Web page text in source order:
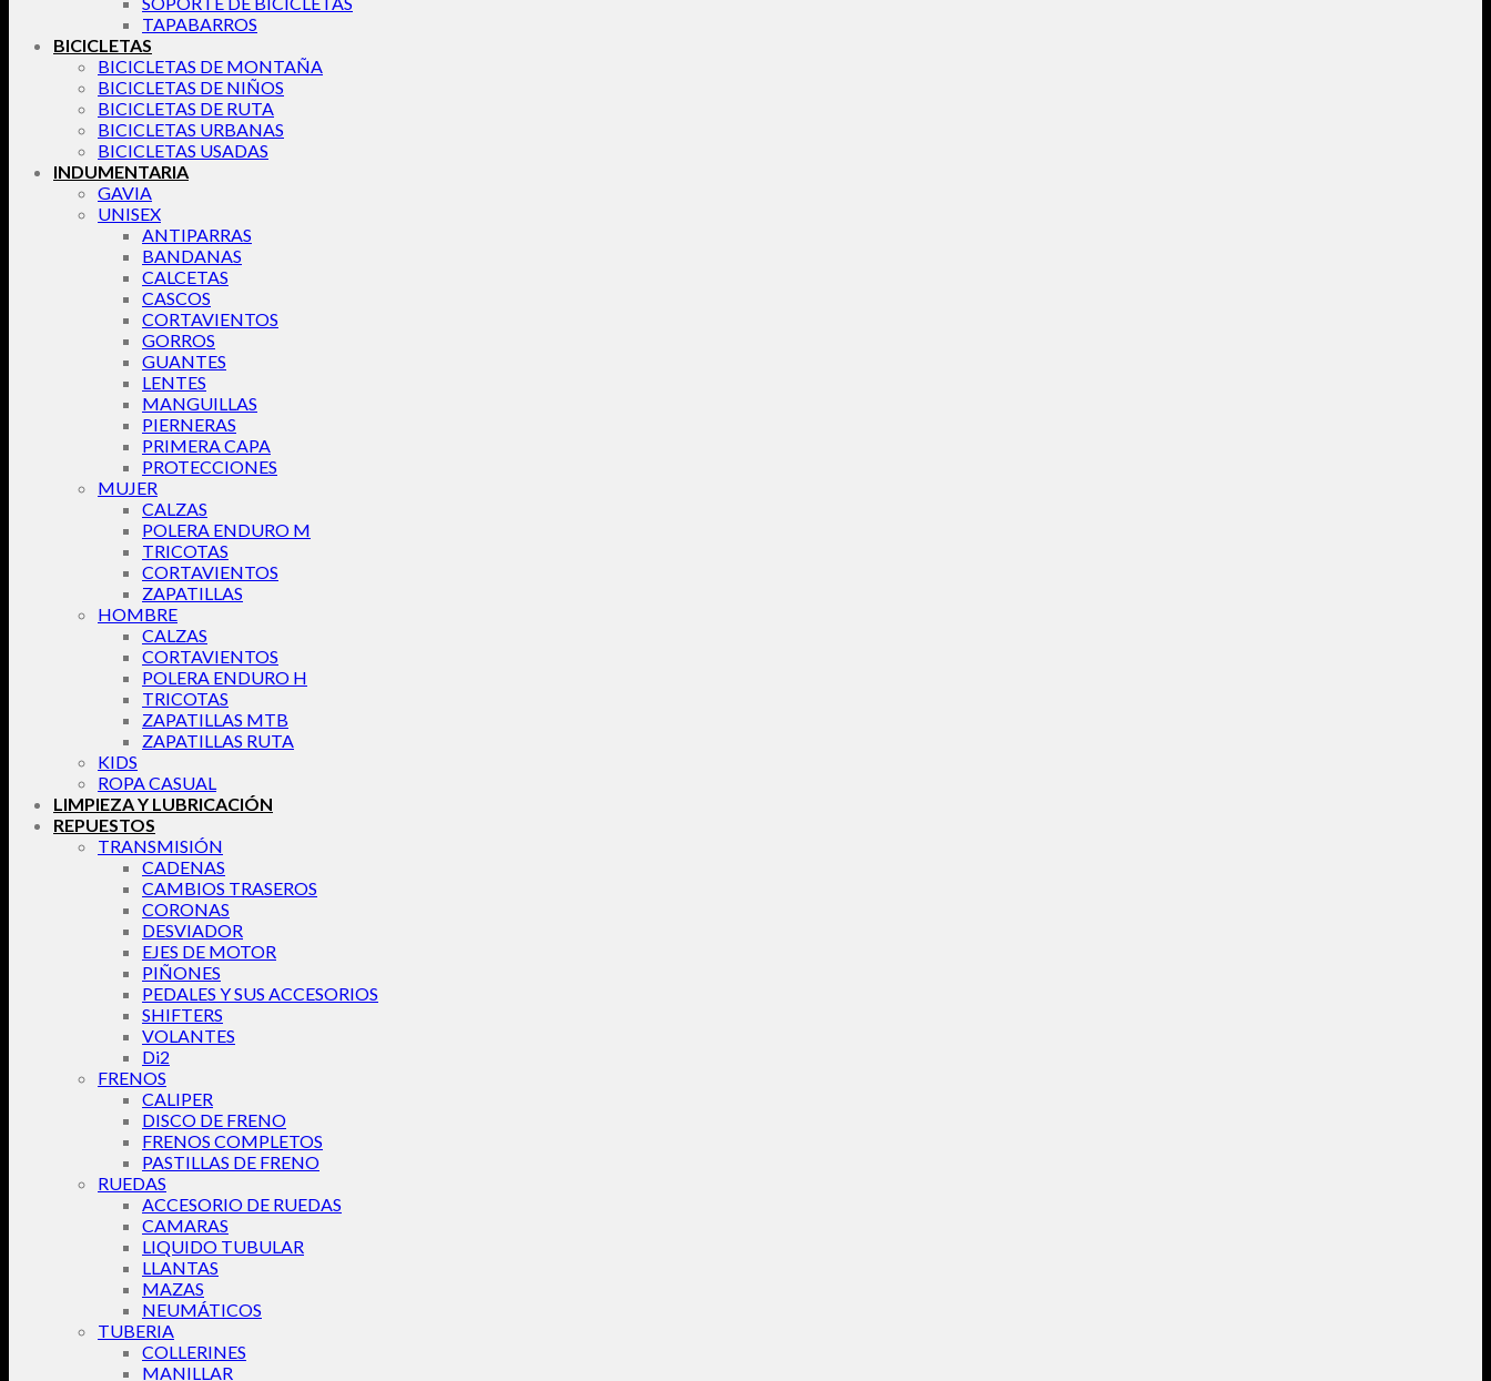
TAPABARROS
BICICLETAS
BICICLETAS DE MONTAÑA
BICICLETAS DE NIÑOS
BICICLETAS DE RUTA
BICICLETAS URBANAS
BICICLETAS USADAS
INDUMENTARIA
GAVIA
UNISEX
ANTIPARRAS
BANDANAS
CALCETAS
CASCOS
CORTAVIENTOS
GORROS
GUANTES
LENTES
MANGUILLAS
PIERNERAS
PRIMERA CAPA
PROTECCIONES
MUJER
CALZAS
POLERA ENDURO M
TRICOTAS
CORTAVIENTOS
ZAPATILLAS
HOMBRE
CALZAS
CORTAVIENTOS
POLERA ENDURO H
TRICOTAS
ZAPATILLAS MTB
ZAPATILLAS RUTA
KIDS
ROPA CASUAL
LIMPIEZA Y LUBRICACIÓN
REPUESTOS
TRANSMISIÓN
CADENAS
CAMBIOS TRASEROS
CORONAS
DESVIADOR
EJES DE MOTOR
PIÑONES
PEDALES Y SUS ACCESORIOS
SHIFTERS
VOLANTES
Di2
FRENOS
CALIPER
DISCO DE FRENO
FRENOS COMPLETOS
PASTILLAS DE FRENO
RUEDAS
ACCESORIO DE RUEDAS
CAMARAS
LIQUIDO TUBULAR
LLANTAS
MAZAS
NEUMÁTICOS
TUBERIA
COLLERINES
MANILLAR